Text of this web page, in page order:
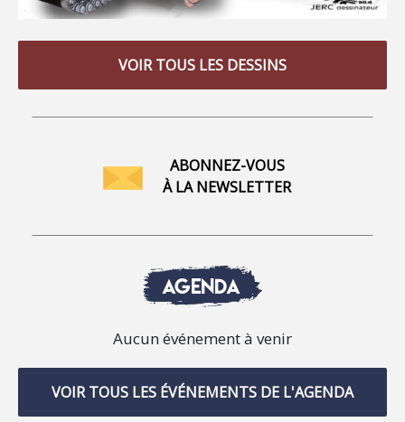
VOIR TOUS LES DESSINS
ABONNEZ-VOUS
À LA NEWSLETTER
AGENDA
Aucun événement à venir
VOIR TOUS LES ÉVÉNEMENTS DE L'AGENDA